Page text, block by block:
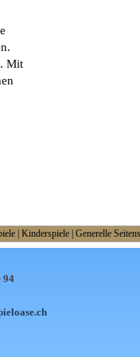
Mit
Kinderspiele Generelle
94